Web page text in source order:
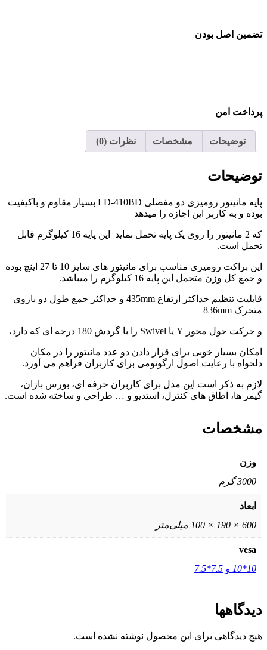
تضمین اصل بودن
پرداخت امن
توضیحات مشخصات نظرات (0)
توضیحات
پایه مانیتور رومیزی دو مفصلی LD-410BD بسیار مقاوم و باکیفیت
بوده و به کاربر این اجازه را میدهد
که 2 مانیتور را روی یک پایه تحمل نماید این پایه 16 کیلوگرم قابل
تحمل است.
این براکت رومیزی مناسب برای مانیتور های سایز 10 تا 27 اینچ بوده
و جمع کل وزن متحمل این پایه 16 کیلوگرم را میباشد.
قابلیت تنظیم حداکثر ارتفاع 435mm و حداکثر جمع طول دو بازوی
متحرک 836mm
و حرکت حول محور Y یا Swivel را با گردش 180 درجه ای که دارد،
امکان بسیار خوبی برای قرار دادن دو عدد مانیتور را در مکان
دلخواه با رعایت اصول ارگونومی برای کاربران فراهم می آورد.
لازم به ذکر است این مدل برای کاربران حرفه ای، بورس بازان،
گیمر ها، اطاق های کنترل، استدیو و … طراحی و ساخته شده است.
مشخصات
وزن
3000 گرم
ابعاد
600 × 190 × 100 میلی‌متر
vesa
10*10 و 7.5*7.5
دیدگاهها
هیچ دیدگاهی برای این محصول نوشته نشده است.